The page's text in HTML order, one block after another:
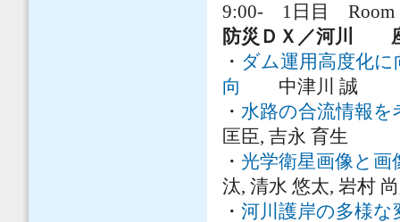
9:00- 1日目
防災ＤＸ／河川
・ ダム運用高度化
向
中津川 誠
・ 水路の合流情報を
匡臣, 吉永 育生
・ 光学衛星画像と画
汰, 清水 悠太, 岩村
・ 河川護岸の多様な